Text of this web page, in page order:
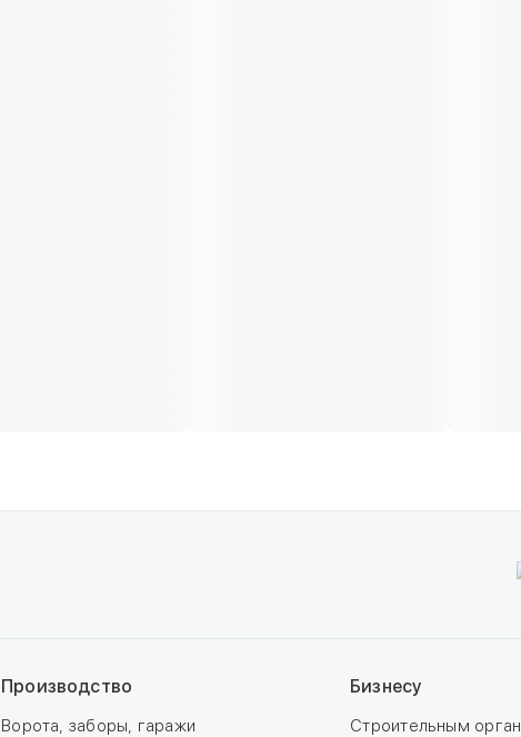
Производство
Ворота, заборы, гаражи
Бизнесу
Строительным